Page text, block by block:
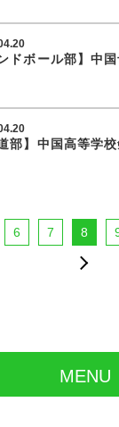
ンドボール部】中
道部】中国高等学
6 7 8
MENU